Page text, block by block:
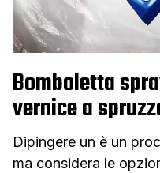
Bomboletta
vernice a
Dipingere un è un
ma considera le